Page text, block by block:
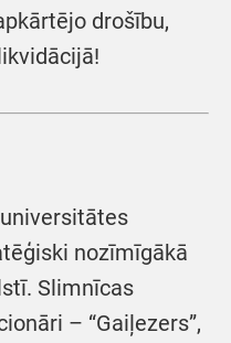
drošību,
nozīmīgākā
Slimnīcas
– “Gaiļezers”,